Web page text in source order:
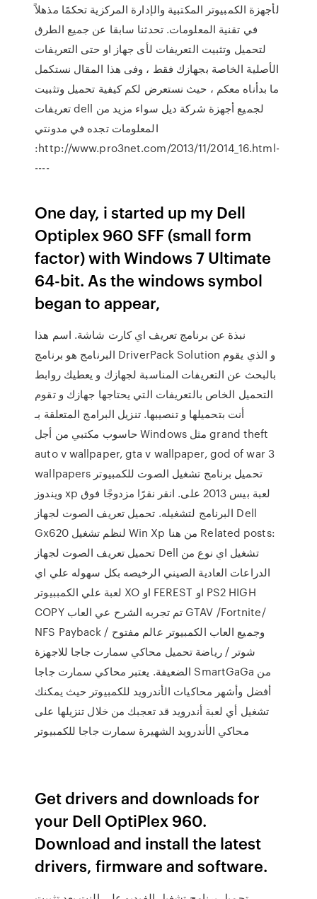
لأجهزة الكمبيوتر المكتبية والإدارة المركزية تحكمًا مذهلاً
في تقنية المعلومات. تحدثنا سابقا عن جميع الطرق
لتحميل وتثبيت التعريفات لأى جهاز او حتى التعريفات
الأصلية الخاصة بجهازك فقط ، وفى هذا المقال نستكمل
ما بدأناه معكم ، حيث نستعرض لكم كيفية تحميل وتثبيت
تعريفات dell لجميع أجهزة شركة ديل سواء مزيد من
المعلومات تجده في مدونتي
:http://www.pro3net.com/2013/11/2014_16.html-
----
One day, i started up my Dell
Optiplex 960 SFF (small form
factor) with Windows 7 Ultimate
64-bit. As the windows symbol
began to appear,
نبذة عن برنامج تعريف اي كارت شاشة. اسم هذا
البرنامج هو برنامج DriverPack Solution و الذي يقوم
بالبحث عن التعريفات المناسبة لجهازك و يعطيك روابط
التحميل الخاص بالتعريفات التي يحتاجها جهازك و تقوم
أنت بتحميلها و تنصيبها. تنزيل البرامج المتعلقة بـ
حاسوب مكتبي من أجل Windows مثل grand theft
auto v wallpaper, gta v wallpaper, god of war 3
wallpapers تحميل برنامج تشغيل الصوت للكمبيوتر
ويندوز xp لعبة بيس 2013 على. انقر نقرًا مزدوجًا فوق
البرنامج لتشغيله. تحميل تعريف الصوت لجهاز Dell
Gx620 لنظم تشغيل Win Xp من هنا Related posts:
تحميل تعريف الصوت لجهاز Dell تشغيل اي نوع من
الدراعات العادية الصيني الرخيصه بكل سهوله علي اي
لعبة علي الكمببيوتر XO او FEREST او PS2 HIGH
COPY تم تجربه الشرح عي العاب GTAV /Fortnite/
NFS Payback وجميع العاب الكمبيوتر عالم مفتوح /
شوتر / رياضة تحميل محاكي سمارت جاجا للاجهزة
الضعيفة. يعتبر محاكي سمارت جاجا SmartGaGa من
أفضل وأشهر محاكيات الأندرويد للكمبيوتر حيث يمكنك
تشغيل أي لعبة أندرويد قد تعجبك من خلال تنزيلها على
محاكي الأندرويد الشهيرة سمارت جاجا للكمبيوتر
Get drivers and downloads for
your Dell OptiPlex 960.
Download and install the latest
drivers, firmware and software.